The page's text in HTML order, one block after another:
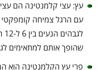
עץ: עצי קלמנטינה הם
עם הרגל צמיחה קומפקטי
שהופך אותם למתאימים
פרי עץ הקלמנטינה הוא